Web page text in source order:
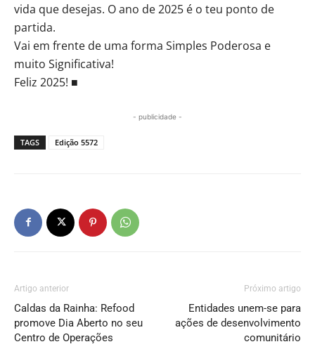
vida que desejas. O ano de 2025 é o teu ponto de
partida.
Vai em frente de uma forma Simples Poderosa e
muito Significativa!
Feliz 2025! ■
- publicidade -
TAGS Edição 5572
Artigo anterior
Caldas da Rainha: Refood
promove Dia Aberto no seu
Centro de Operações
Próximo artigo
Entidades unem-se para
ações de desenvolvimento
comunitário